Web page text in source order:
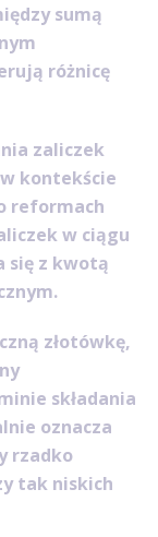
sumą
różnicę
zaliczek
kontekście
reformach
w ciągu
się z kwotą
złotówkę,
składania
oznacza
rzadko
tak niskich